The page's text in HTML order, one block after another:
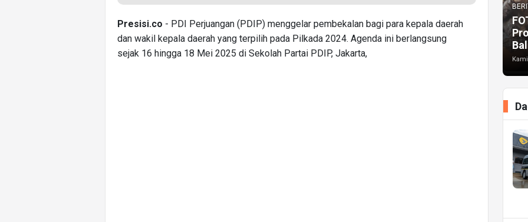
Presisi.co - PDI Perjuangan (PDIP) menggelar pembekalan bagi para kepala daerah
dan wakil kepala daerah yang terpilih pada Pilkada 2024. Agenda ini berlangsung
sejak 16 hingga 18 Mei 2025 di Sekolah Partai PDIP, Jakarta,